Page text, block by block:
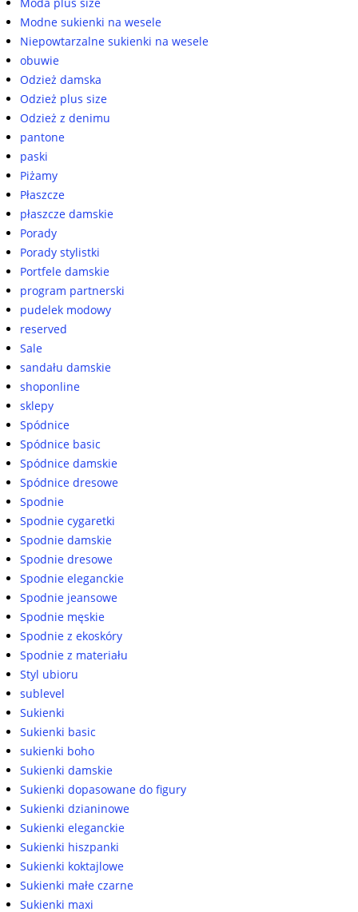
Modne sukienki na wesele
Niepowtarzalne sukienki na wesele
obuwie
Odzież damska
Odzież plus size
Odzież z denimu
pantone
paski
Piżamy
Płaszcze
płaszcze damskie
Porady
Porady stylistki
Portfele damskie
program partnerski
pudelek modowy
reserved
Sale
sandału damskie
shoponline
sklepy
Spódnice
Spódnice basic
Spódnice damskie
Spódnice dresowe
Spodnie
Spodnie cygaretki
Spodnie damskie
Spodnie dresowe
Spodnie eleganckie
Spodnie jeansowe
Spodnie męskie
Spodnie z ekoskóry
Spodnie z materiału
Styl ubioru
sublevel
Sukienki
Sukienki basic
sukienki boho
Sukienki damskie
Sukienki dopasowane do figury
Sukienki dzianinowe
Sukienki eleganckie
Sukienki hiszpanki
Sukienki koktajlowe
Sukienki małe czarne
Sukienki maxi